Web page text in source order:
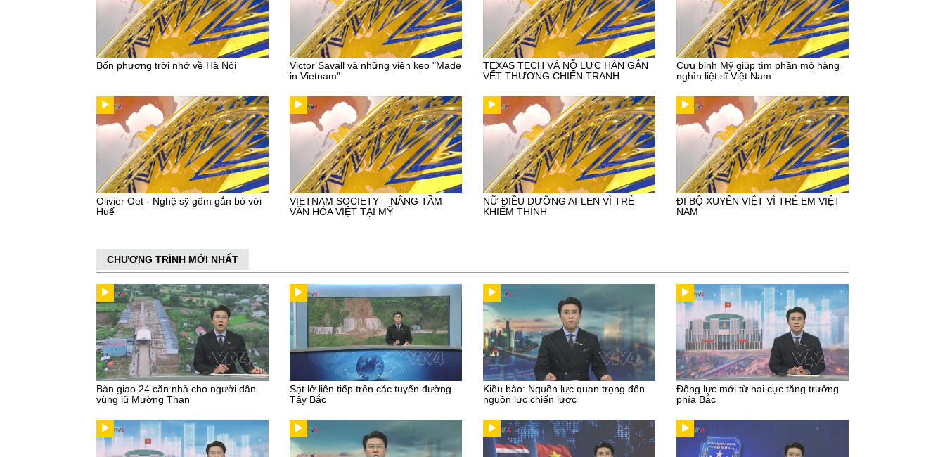
Bốn phương trời nhớ về Hà Nội
Victor Savall và những viên kẹo "Made
in Vietnam"
TEXAS TECH VÀ NỖ LỰC HÀN GẮN
VẾT THƯƠNG CHIẾN TRANH
Cựu binh Mỹ giúp tìm phần mộ hàng
nghìn liệt sĩ Việt Nam
Olivier Oet - Nghệ sỹ gốm gắn bó với
Huế
VIETNAM SOCIETY – NÂNG TẦM
VĂN HÓA VIỆT TẠI MỸ
NỮ ĐIỀU DƯỠNG AI-LEN VÌ TRẺ
KHIẾM THÍNH
ĐI BỘ XUYÊN VIỆT VÌ TRẺ EM VIỆT
NAM
CHƯƠNG TRÌNH MỚI NHẤT
Bàn giao 24 căn nhà cho người dân
vùng lũ Mường Than
Sạt lở liên tiếp trên các tuyến đường
Tây Bắc
Kiều bào: Nguồn lực quan trọng đến
nguồn lực chiến lược
Động lực mới từ hai cực tăng trưởng
phía Bắc